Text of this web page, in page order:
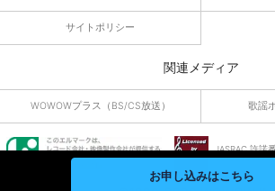
サイトポリシー
関連メディア
WOWOWプラス（BS/CS放送） 歌謡
JASRAC 許諾
お申し込みはこちら